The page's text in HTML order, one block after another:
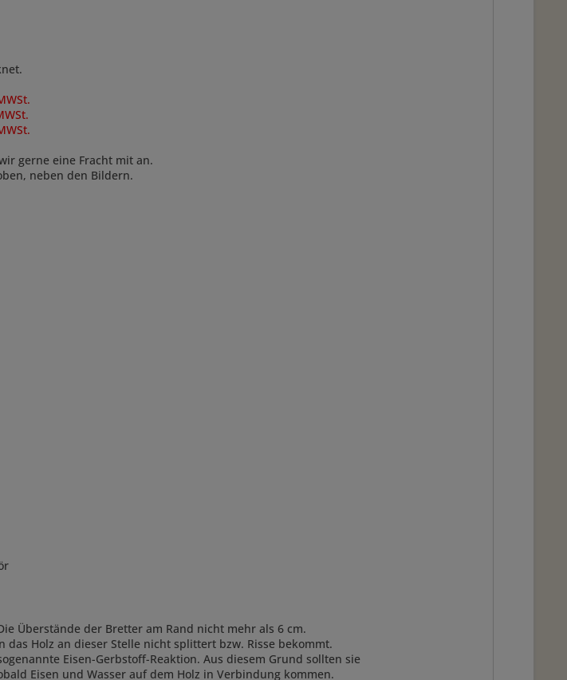
gerne eine Fracht mit an.
neben den Bildern.
Überstände der Bretter am Rand nicht mehr als 6 cm.
Holz an dieser Stelle nicht splittert bzw. Risse bekommt.
Eisen-Gerbstoff-Reaktion. Aus diesem Grund sollten sie
Eisen und Wasser auf dem Holz in Verbindung kommen.